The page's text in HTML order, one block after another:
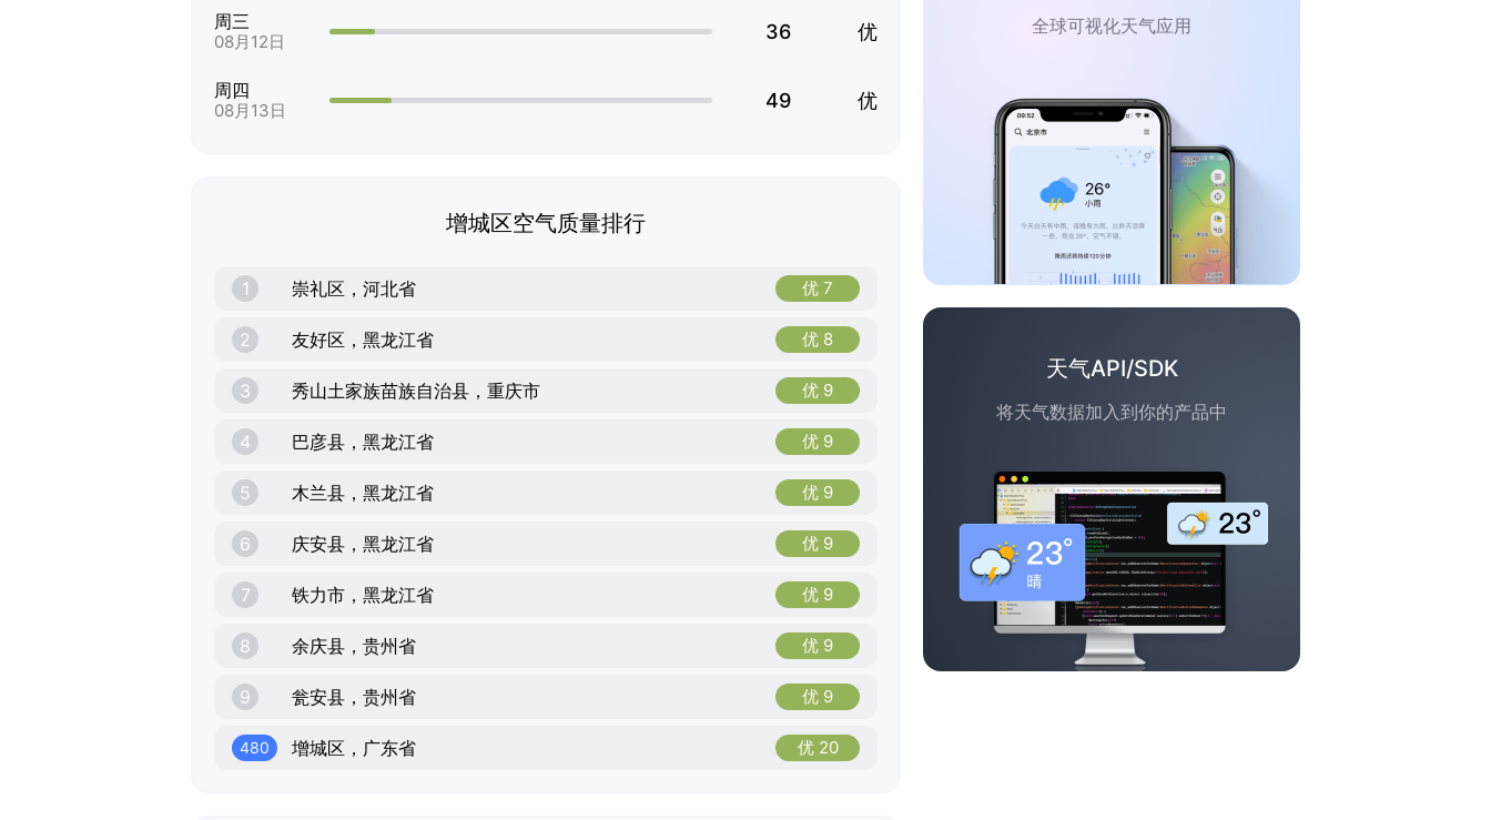
周三
08月12日 36 优
周四
08月13日 49 优
增城区空气质量排行
1 崇礼区，河北省 优 7
2 友好区，黑龙江省 优 8
3 秀山土家族苗族自治县，重庆市 优 9
4 巴彦县，黑龙江省 优 9
5 木兰县，黑龙江省 优 9
6 庆安县，黑龙江省 优 9
7 铁力市，黑龙江省 优 9
8 余庆县，贵州省 优 9
9 瓮安县，贵州省 优 9
480 增城区，广东省 优 20
全球可视化天气应用
天气API/SDK
将天气数据加入到你的产品中